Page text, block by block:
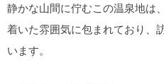
静かな山間に佇むこの温泉地は
着いた雰囲気に包まれており、
います。